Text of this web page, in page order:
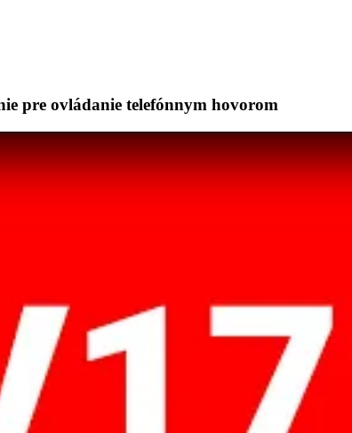
pre ovládanie telefónnym hovorom